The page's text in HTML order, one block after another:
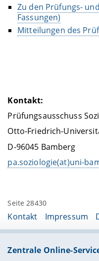
Zu den Prüfungs-
Fassungen)
Mitteilungen des
Kontakt:
Prüfungsausschuss
Otto-Friedrich-
D-96045 Bamberg
pa.soziologie(at)uni-
Seite 28430
Kontakt Impressum
Zentrale Online-